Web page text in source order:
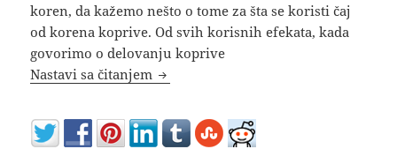
koren, da kažemo nešto o tome za šta se koristi čaj
od korena koprive. Od svih korisnih efekata, kada
govorimo o delovanju koprive
Nastavi sa čitanjem Čaj od korena koprive za prostatu